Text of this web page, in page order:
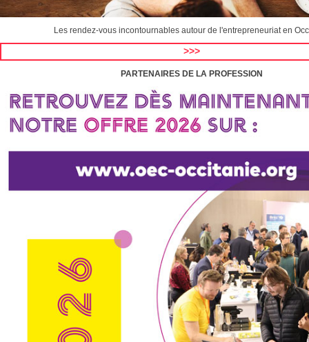
Les rendez-vous incontournables autour de l'entrepreneuriat en
>>>
PARTENAIRES DE LA PROFESSION